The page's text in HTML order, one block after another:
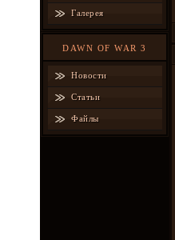
Галерея
DAWN OF WAR 3
Новости
Статьи
Файлы